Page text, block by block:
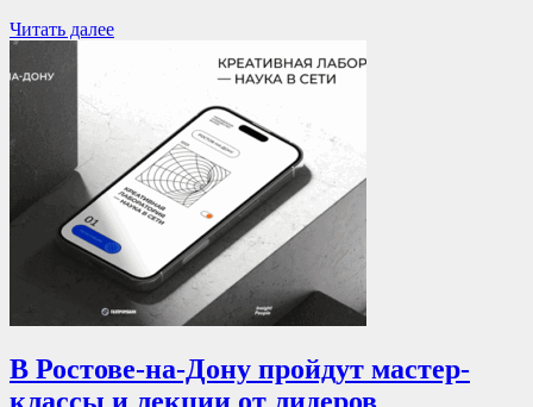
Читать далее
В Ростове-на-Дону пройдут мастер-